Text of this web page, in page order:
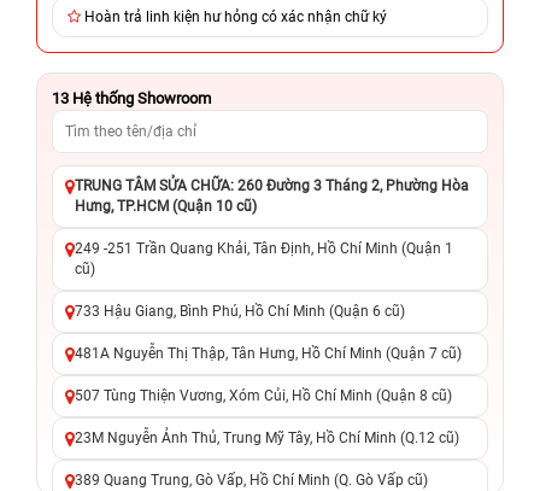
Hoàn trả linh kiện hư hỏng có xác nhận chữ ký
13 Hệ thống Showroom
TRUNG TÂM SỬA CHỮA: 260 Đường 3 Tháng 2, Phường Hòa
Hưng, TP.HCM (Quận 10 cũ)
249 -251 Trần Quang Khải, Tân Định, Hồ Chí Minh (Quận 1
cũ)
733 Hậu Giang, Bình Phú, Hồ Chí Minh (Quận 6 cũ)
481A Nguyễn Thị Thập, Tân Hưng, Hồ Chí Minh (Quận 7 cũ)
507 Tùng Thiện Vương, Xóm Củi, Hồ Chí Minh (Quận 8 cũ)
23M Nguyễn Ảnh Thủ, Trung Mỹ Tây, Hồ Chí Minh (Q.12 cũ)
389 Quang Trung, Gò Vấp, Hồ Chí Minh (Q. Gò Vấp cũ)